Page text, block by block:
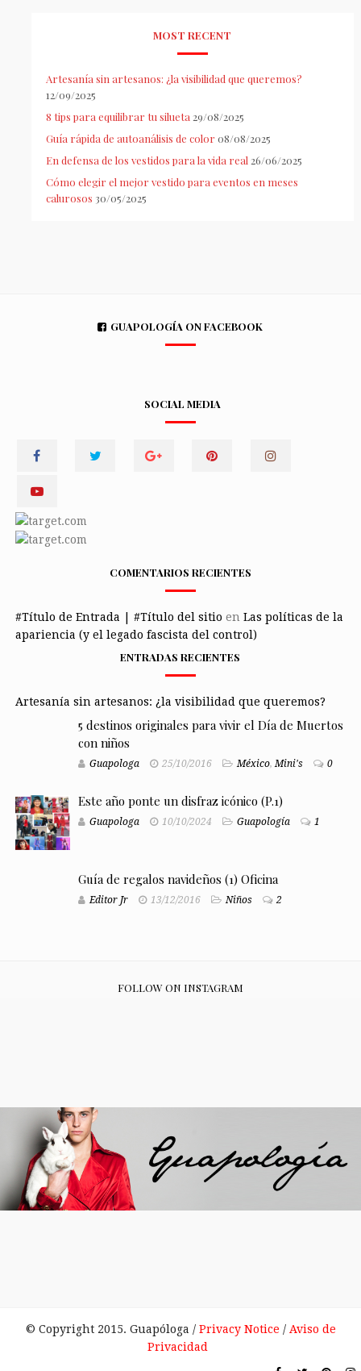
MOST RECENT
Artesanía sin artesanos: ¿la visibilidad que queremos?
12/09/2025
8 tips para equilibrar tu silueta 29/08/2025
Guía rápida de autoanálisis de color 08/08/2025
En defensa de los vestidos para la vida real 26/06/2025
Cómo elegir el mejor vestido para eventos en meses
calurosos 30/05/2025
GUAPOLOGÍA ON FACEBOOK
SOCIAL MEDIA
COMENTARIOS RECIENTES
#Título de Entrada | #Título del sitio en Las políticas de la
apariencia (y el legado fascista del control)
ENTRADAS RECIENTES
Artesanía sin artesanos: ¿la visibilidad que queremos?
5 destinos originales para vivir el Día de Muertos
con niños
Guapologa 25/10/2016 México,Mini's 0
Este año ponte un disfraz icónico (P.1)
Guapologa 10/10/2024 Guapología 1
Guía de regalos navideños (1) Oficina
Editor Jr 13/12/2016 Niños 2
FOLLOW ON INSTAGRAM
© Copyright 2015. Guapóloga / Privacy Notice / Aviso de
Privacidad